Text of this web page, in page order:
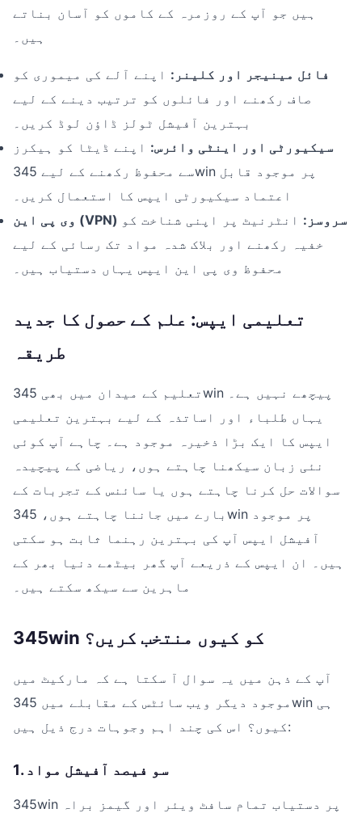
ہیں جو آپ کے روزمرہ کے کاموں کو آسان بناتے
ہیں۔
فائل مینیجر اور کلینر: اپنے آلے کی میموری کو
صاف رکھنے اور فائلوں کو ترتیب دینے کے لیے
بہترین آفیشل ٹولز ڈاؤن لوڈ کریں۔
سیکیورٹی اور اینٹی وائرس: اپنے ڈیٹا کو ہیکرز
سے محفوظ رکھنے کے لیے 345win پر موجود قابل
اعتماد سیکیورٹی ایپس کا استعمال کریں۔
وی پی این (VPN) سروسز: انٹرنیٹ پر اپنی شناخت کو
خفیہ رکھنے اور بلاک شدہ مواد تک رسائی کے لیے
محفوظ وی پی این ایپس یہاں دستیاب ہیں۔
تعلیمی ایپس: علم کے حصول کا جدید
طریقہ
تعلیم کے میدان میں بھی 345win پیچھے نہیں ہے۔
یہاں طلباء اور اساتذہ کے لیے بہترین تعلیمی
ایپس کا ایک بڑا ذخیرہ موجود ہے۔ چاہے آپ کوئی
نئی زبان سیکھنا چاہتے ہوں، ریاضی کے پیچیدہ
سوالات حل کرنا چاہتے ہوں یا سائنس کے تجربات کے
بارے میں جاننا چاہتے ہوں، 345win پر موجود
آفیشل ایپس آپ کی بہترین رہنما ثابت ہو سکتی
ہیں۔ ان ایپس کے ذریعے آپ گھر بیٹھے دنیا بھر کے
ماہرین سے سیکھ سکتے ہیں۔
345win کو کیوں منتخب کریں؟
آپ کے ذہن میں یہ سوال آ سکتا ہے کہ مارکیٹ میں
موجود دیگر ویب سائٹس کے مقابلے میں 345win ہی
کیوں؟ اس کی چند اہم وجوہات درج ذیل ہیں:
1. سو فیصد آفیشل مواد
345win پر دستیاب تمام سافٹ ویئر اور گیمز براہ